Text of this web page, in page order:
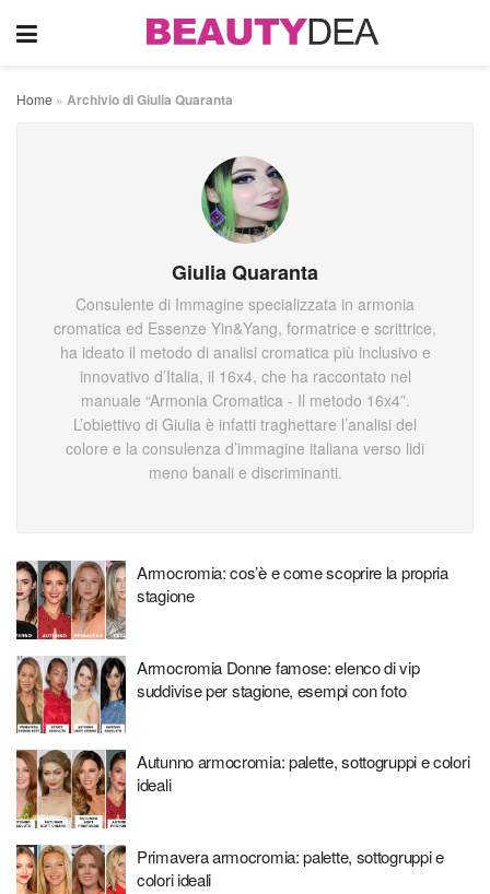
Home » Archivio di Giulia Quaranta
Giulia Quaranta
Consulente di Immagine specializzata in armonia
cromatica ed Essenze Yin&Yang, formatrice e scrittrice,
ha ideato il metodo di analisi cromatica più inclusivo e
innovativo d’Italia, il 16x4, che ha raccontato nel
manuale “Armonia Cromatica - Il metodo 16x4”.
L’obiettivo di Giulia è infatti traghettare l’analisi del
colore e la consulenza d’immagine italiana verso lidi
meno banali e discriminanti.
Armocromia: cos’è e come scoprire la propria
stagione
Armocromia Donne famose: elenco di vip
suddivise per stagione, esempi con foto
Autunno armocromia: palette, sottogruppi e colori
ideali
Primavera armocromia: palette, sottogruppi e
colori ideali